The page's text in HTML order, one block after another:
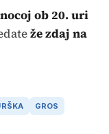
nocoj ob 20. uri
že zdaj na
GROS